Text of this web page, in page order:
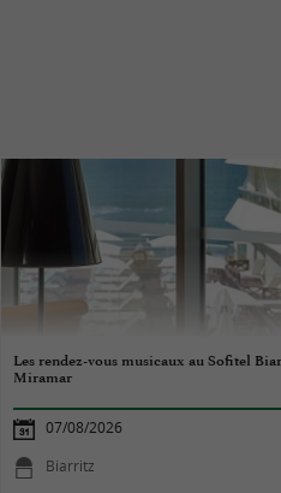
Les rendez-vous musicaux au Sofitel
Miramar
07/08/2026
Biarritz